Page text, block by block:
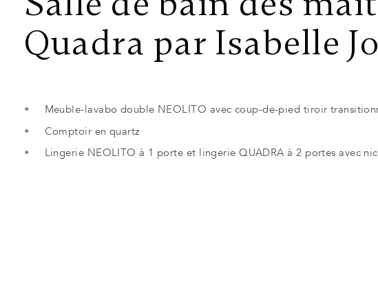
Quadra par Isabelle
Meuble-lavabo double NEOLITO avec coup-de-pied tiroir
Comptoir en quartz
Lingerie NEOLITO à 1 porte et lingerie QUADRA à 2 portes avec